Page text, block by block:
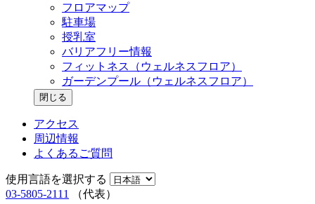
フロアマップ
駐車場
授乳室
バリアフリー情報
フィットネス（ウェルネスフロア）
ガーデンプール（ウェルネスフロア）
閉じる
アクセス
周辺情報
よくあるご質問
使用言語を選択する
03-5805-2111
（代表）